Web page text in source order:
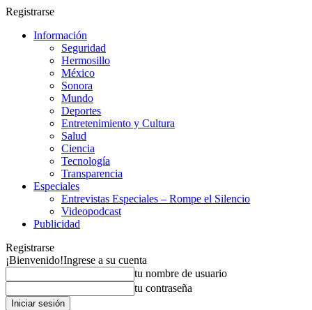
Registrarse
Información
Seguridad
Hermosillo
México
Sonora
Mundo
Deportes
Entretenimiento y Cultura
Salud
Ciencia
Tecnología
Transparencia
Especiales
Entrevistas Especiales – Rompe el Silencio
Videopodcast
Publicidad
Registrarse
¡Bienvenido!Ingrese a su cuenta
tu nombre de usuario
tu contraseña